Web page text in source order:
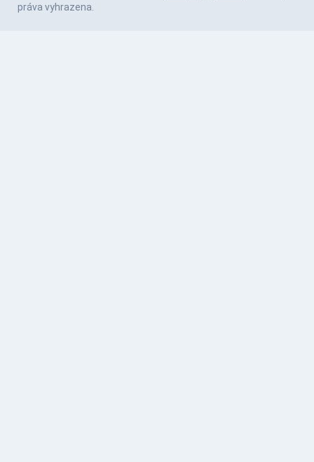
práva vyhrazena.